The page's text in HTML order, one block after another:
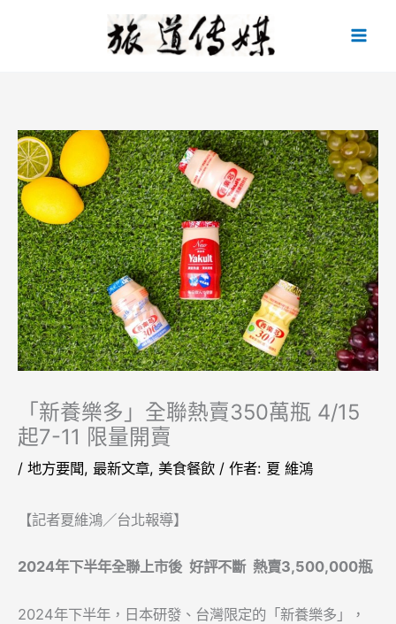
「新養樂多」全聯熱賣350萬瓶 4/15
起7-11 限量開賣
/ 地方要聞, 最新文章, 美食餐飲 / 作者: 夏 維鴻
【記者夏維鴻／台北報導】
2024年下半年全聯上市後 好評不斷 熱賣3,500,000瓶
2024年下半年，日本研發、台灣限定的「新養樂多」，